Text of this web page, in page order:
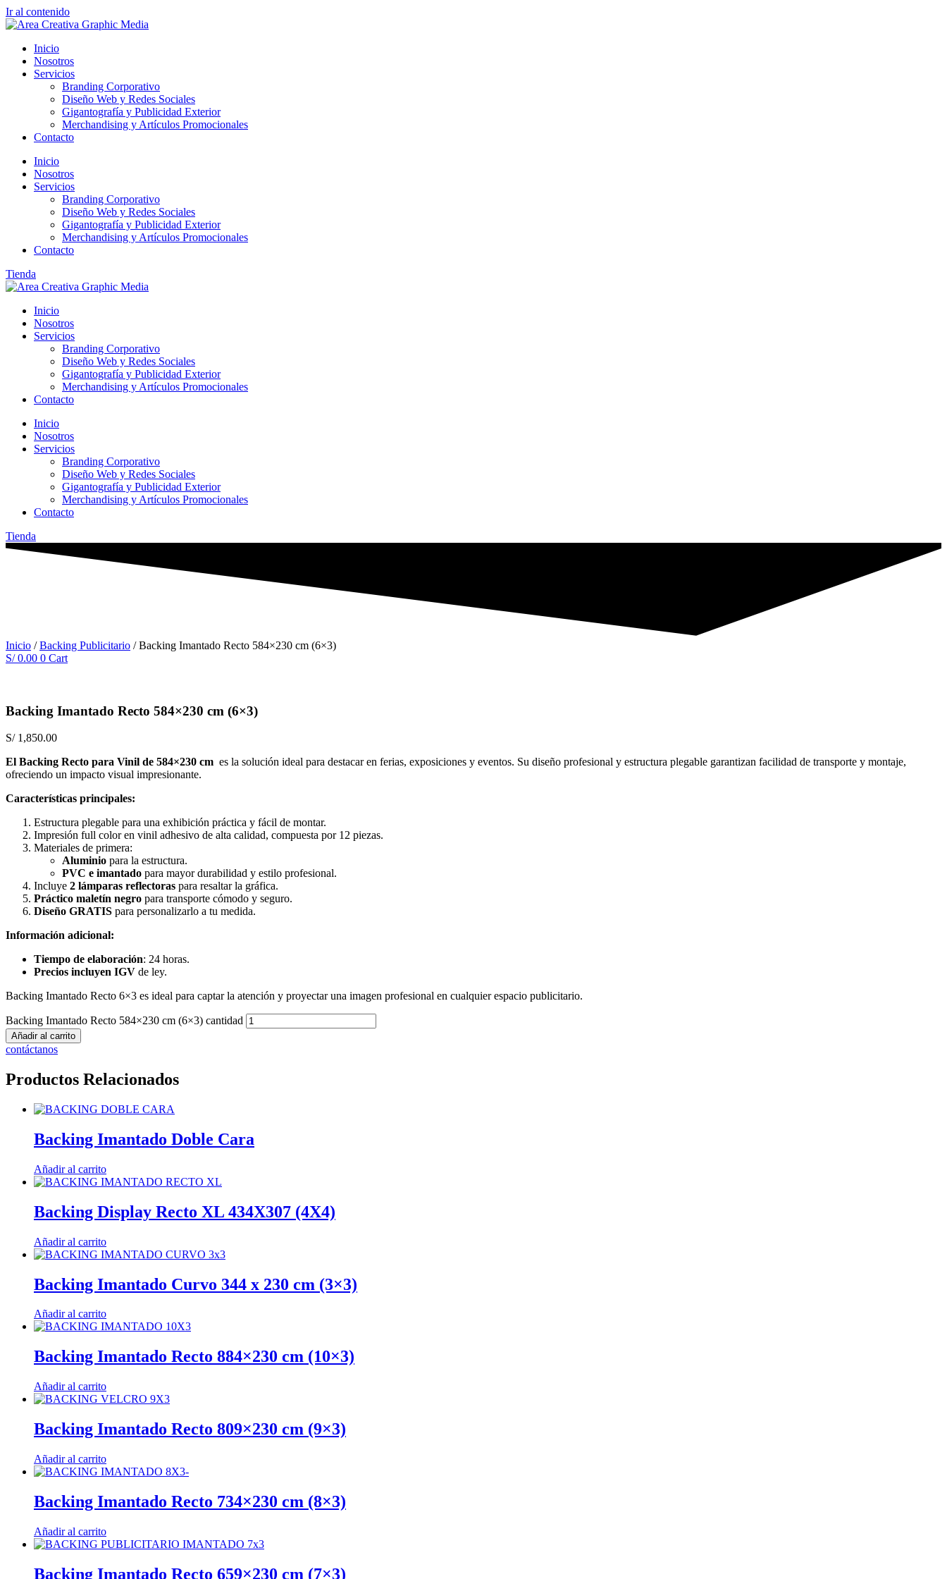
Ir al contenido
Inicio
Nosotros
Servicios
Branding Corporativo
Diseño Web y Redes Sociales
Gigantografía y Publicidad Exterior
Merchandising y Artículos Promocionales
Contacto
Inicio
Nosotros
Servicios
Branding Corporativo
Diseño Web y Redes Sociales
Gigantografía y Publicidad Exterior
Merchandising y Artículos Promocionales
Contacto
Tienda
Inicio
Nosotros
Servicios
Branding Corporativo
Diseño Web y Redes Sociales
Gigantografía y Publicidad Exterior
Merchandising y Artículos Promocionales
Contacto
Inicio
Nosotros
Servicios
Branding Corporativo
Diseño Web y Redes Sociales
Gigantografía y Publicidad Exterior
Merchandising y Artículos Promocionales
Contacto
Tienda
Inicio /Backing Publicitario / Backing Imantado Recto 584×230 cm (6×3)
S/0.00 0 Cart
Backing Imantado Recto 584×230 cm (6×3)
S/1,850.00
El Backing Recto para Vinil de 584×230 cm es la solución ideal para destacar en ferias, exposiciones y eventos. Su diseño profesional y estructura plegable garantizan facilidad de transporte y montaje,
ofreciendo un impacto visual impresionante.
Características principales:
Estructura plegable para una exhibición práctica y fácil de montar.
Impresión full color en vinil adhesivo de alta calidad, compuesta por 12 piezas.
Materiales de primera:
Aluminio para la estructura.
PVC e imantado para mayor durabilidad y estilo profesional.
Incluye 2 lámparas reflectoras para resaltar la gráfica.
Práctico maletín negro para transporte cómodo y seguro.
Diseño GRATIS para personalizarlo a tu medida.
Información adicional:
Tiempo de elaboración: 24 horas.
Precios incluyen IGV de ley.
Backing Imantado Recto 6×3 es ideal para captar la atención y proyectar una imagen profesional en cualquier espacio publicitario.
Backing Imantado Recto 584×230 cm (6×3) cantidad
Añadir al carrito
contáctanos
Productos Relacionados
Backing Imantado Doble Cara
Añadir al carrito
Backing Display Recto XL 434X307 (4X4)
Añadir al carrito
Backing Imantado Curvo 344 x 230 cm (3×3)
Añadir al carrito
Backing Imantado Recto 884×230 cm (10×3)
Añadir al carrito
Backing Imantado Recto 809×230 cm (9×3)
Añadir al carrito
Backing Imantado Recto 734×230 cm (8×3)
Añadir al carrito
Backing Imantado Recto 659×230 cm (7×3)